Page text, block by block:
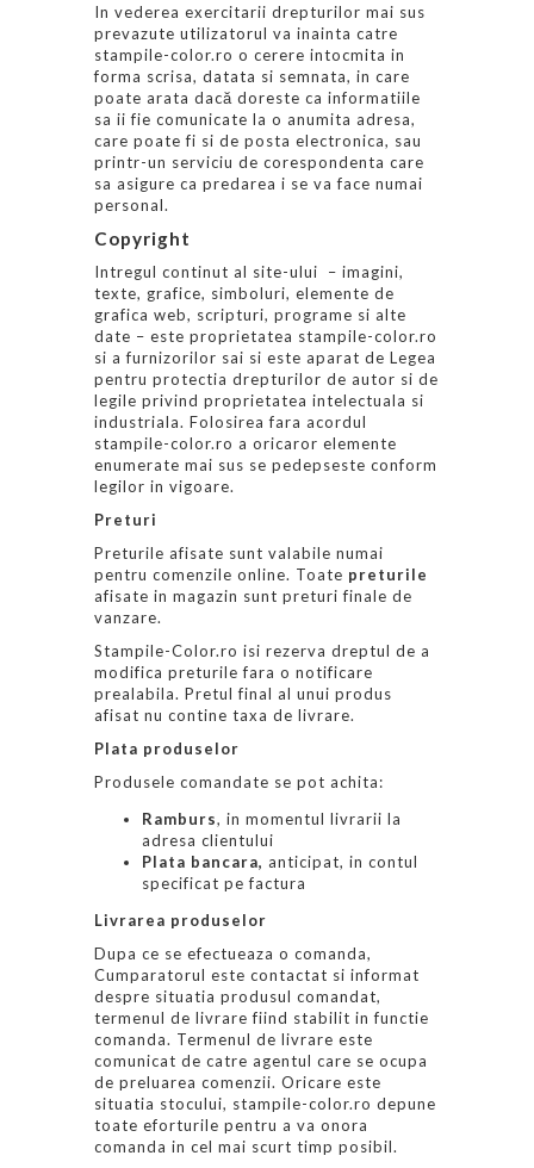
In vederea exercitarii drepturilor mai sus
prevazute utilizatorul va inainta catre
stampile-color.ro o cerere intocmita in
forma scrisa, datata si semnata, in care
poate arata dacă doreste ca informatiile
sa ii fie comunicate la o anumita adresa,
care poate fi si de posta electronica, sau
printr-un serviciu de corespondenta care
sa asigure ca predarea i se va face numai
personal.
Copyright
Intregul continut al site-ului – imagini,
texte, grafice, simboluri, elemente de
grafica web, scripturi, programe si alte
date – este proprietatea stampile-color.ro
si a furnizorilor sai si este aparat de Legea
pentru protectia drepturilor de autor si de
legile privind proprietatea intelectuala si
industriala. Folosirea fara acordul
stampile-color.ro a oricaror elemente
enumerate mai sus se pedepseste conform
legilor in vigoare.
Preturi
Preturile afisate sunt valabile numai
pentru comenzile online. Toate preturile
afisate in magazin sunt preturi finale de
vanzare.
Stampile-Color.ro isi rezerva dreptul de a
modifica preturile fara o notificare
prealabila. Pretul final al unui produs
afisat nu contine taxa de livrare.
Plata produselor
Produsele comandate se pot achita:
Ramburs, in momentul livrarii la
adresa clientului
Plata bancara, anticipat, in contul
specificat pe factura
Livrarea produselor
Dupa ce se efectueaza o comanda,
Cumparatorul este contactat si informat
despre situatia produsul comandat,
termenul de livrare fiind stabilit in functie
comanda. Termenul de livrare este
comunicat de catre agentul care se ocupa
de preluarea comenzii. Oricare este
situatia stocului, stampile-color.ro depune
toate eforturile pentru a va onora
comanda in cel mai scurt timp posibil.